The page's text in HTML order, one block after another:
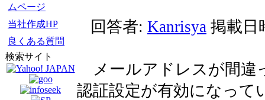
ムページ
当社作成HP
良くある質問
検索サイト
回答者: Kanrisya 掲載日
メールアドレスが間違
認証設定が有効になって